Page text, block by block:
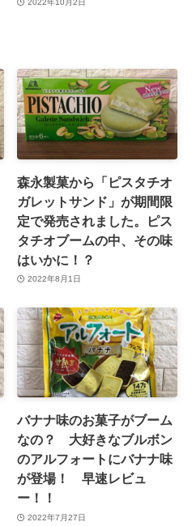
2022年10月2日
森永製菓から「ピスタチオ
ガレットサンド」が期間限
定で発売されました。ピス
タチオブームの中、その味
はいかに！？
2022年8月1日
バナナ味のお菓子がブーム
なの？ 大好きなブルボン
のアルフォートにバナナ味
が登場！ 早速レビュ
ー！！
2022年7月27日